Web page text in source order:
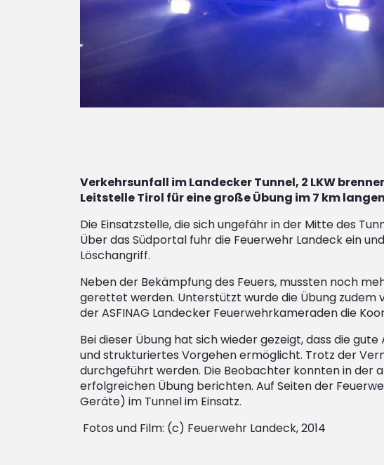
Verkehrsunfall im Landecker Tunnel, 2 LKW
Leitstelle Tirol für eine große Übung im 7 km
Die Einsatzstelle, die sich ungefähr in der Mitte des
Über das Südportal fuhr die Feuerwehr Landeck ein
Löschangriff.
Neben der Bekämpfung des Feuers, mussten noch
gerettet werden. Unterstützt wurde die Übung zudem
der ASFINAG Landecker Feuerwehrkameraden die
Bei dieser Übung hat sich wieder gezeigt, dass die
und strukturiertes Vorgehen ermöglicht. Trotz der
durchgeführt werden. Die Beobachter konnten in der
erfolgreichen Übung berichten. Auf Seiten der
Geräte) im Tunnel im Einsatz.
Fotos und Film: (c) Feuerwehr Landeck, 2014